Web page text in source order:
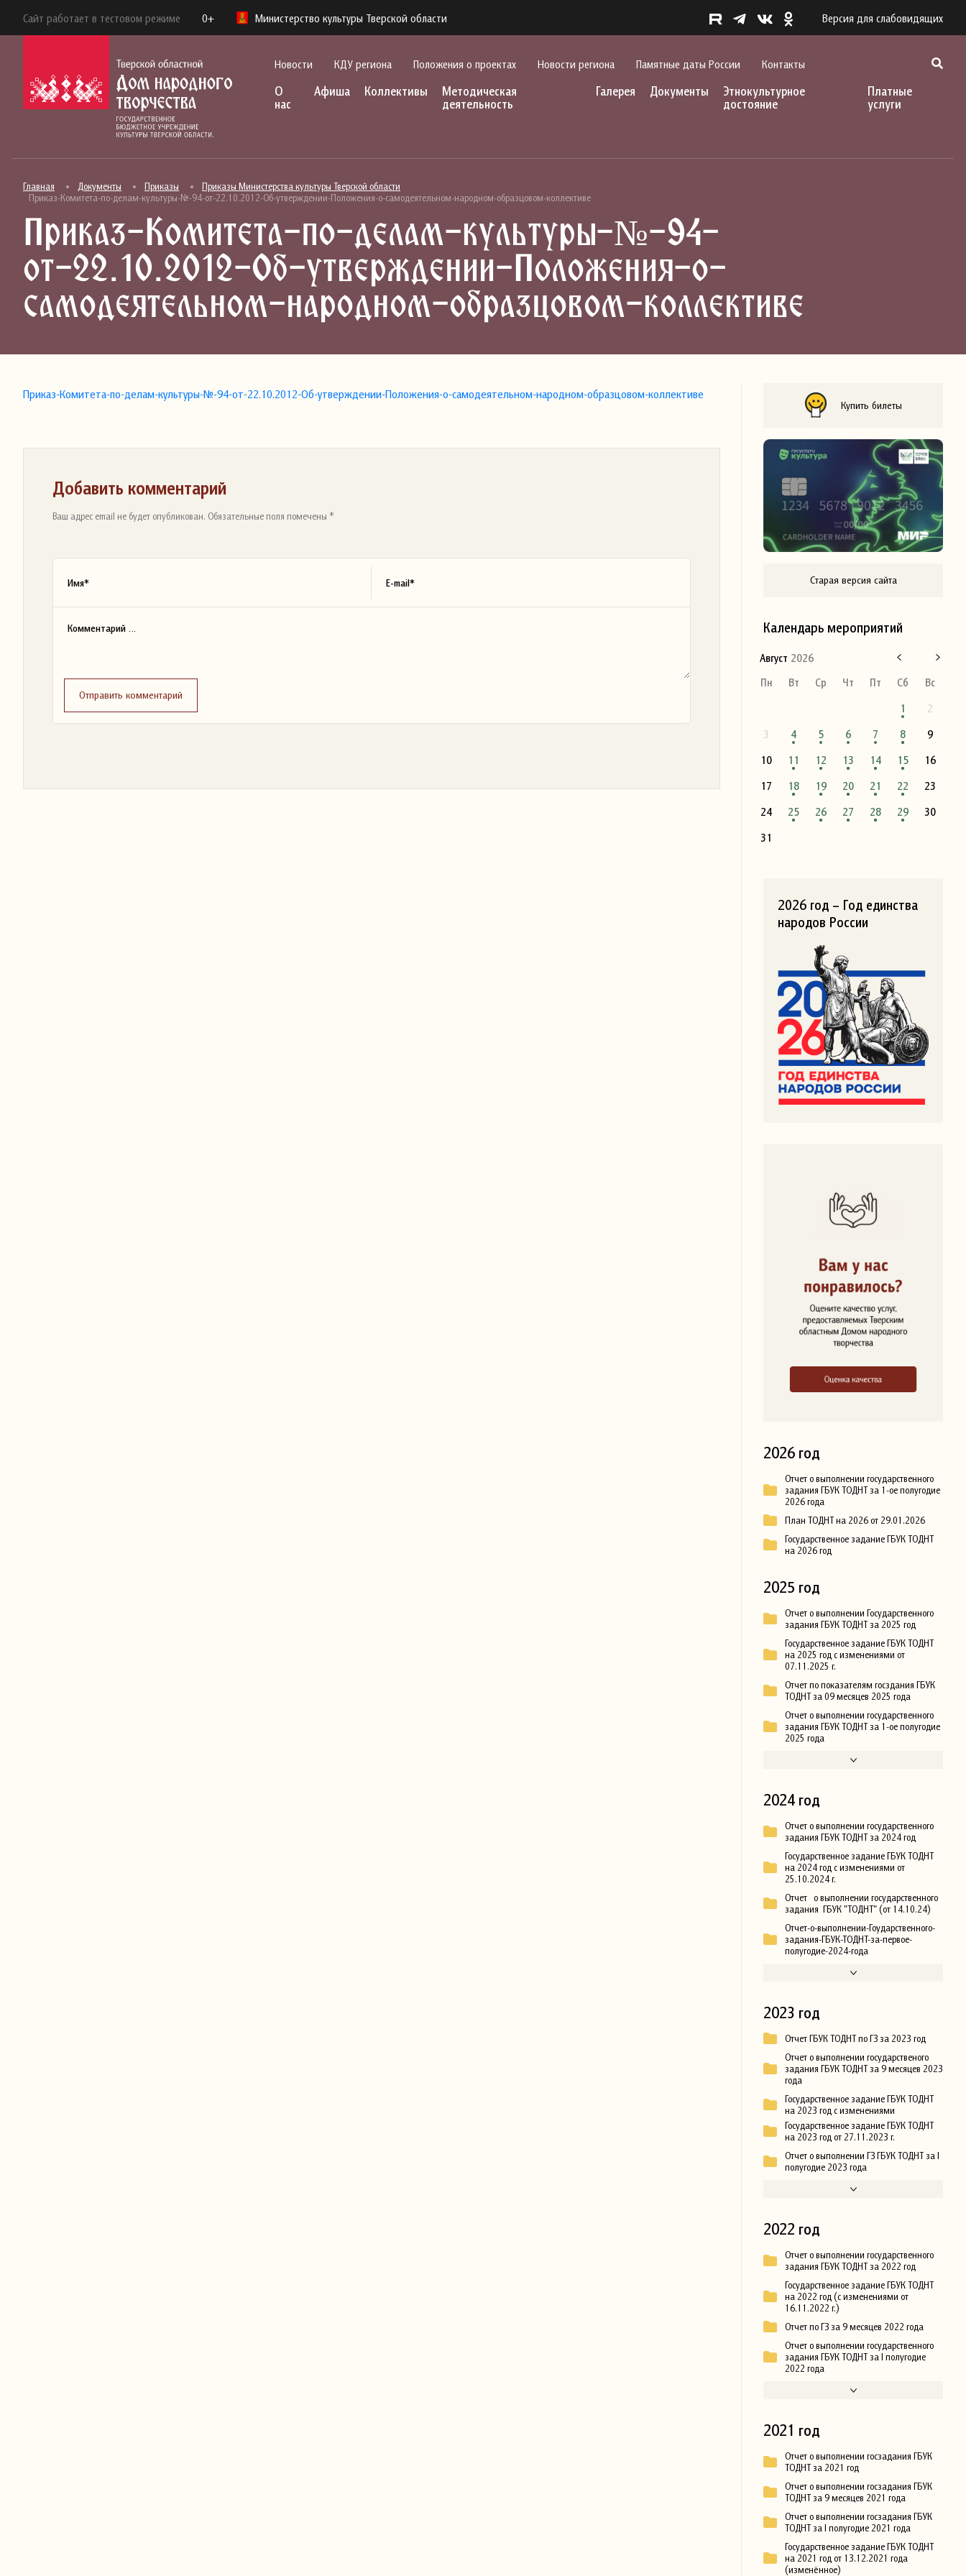
Сайт работает в тестовом режиме 0+ Министерство культуры Тверской области Версия для слабовидящих
Новости КДУ региона Положения о проектах Новости региона Памятные даты России Контакты
О
нас
Афиша Коллективы
Методическая
деятельность
Галерея Документы
Этнокультурное
достояние
Платные
услуги
Главная Документы Приказы
Приказы Министерства культуры Тверской области
Приказ-Комитета-по-делам-культуры-№-94-от-22.10.2012-Об-утверждении-Положения-о-самодеятельном-народном-образцовом-коллективе
Приказ-Комитета-по-делам-культуры-№-94-
от-22.10.2012-Об-утверждении-Положения-о-
самодеятельном-народном-образцовом-коллективе
Приказ-Комитета-по-делам-культуры-№-94-от-22.10.2012-Об-утверждении-Положения-о-самодеятельном-народном-образцовом-коллективе
Добавить комментарий
Ваш адрес email не будет опубликован. Обязательные поля помечены *
Отправить комментарий
Купить билеты
Старая версия сайта
Календарь мероприятий
Август 2026
Пн
Вт Ср Чт Пт Сб
Вс
1
2
3
4 5 6 7 8
9
10
11 12 13 14 15
16
17
18 19 20 21 22
23
24
25 26 27 28 29
30
31
2026 год – Год единства
народов России
2026 год
Отчет о выполнении государственного
задания ГБУК ТОДНТ за 1-ое полугодие
2026 года
План ТОДНТ на 2026 от 29.01.2026
Государственное задание ГБУК ТОДНТ
на 2026 год
2025 год
Отчет о выполнении Государственного
задания ГБУК ТОДНТ за 2025 год
Государственное задание ГБУК ТОДНТ
на 2025 год с изменениями от
07.11.2025 г.
Отчет по показателям госздания ГБУК
ТОДНТ за 09 месяцев 2025 года
Отчет о выполнении государственного
задания ГБУК ТОДНТ за 1-ое полугодие
2025 года
2024 год
Отчет о выполнении государственного
задания ГБУК ТОДНТ за 2024 год
Государственное задание ГБУК ТОДНТ
на 2024 год с изменениями от
25.10.2024 г.
Отчет о выполнении государственного
задания ГБУК "ТОДНТ" (от 14.10.24)
Отчет-о-выполнении-Гоударственного-
задания-ГБУК-ТОДНТ-за-первое-
полугодие-2024-года
2023 год
Отчет ГБУК ТОДНТ по ГЗ за 2023 год
Отчет о выполнении государственого
задания ГБУК ТОДНТ за 9 месяцев 2023
года
Государственное задание ГБУК ТОДНТ
на 2023 год с изменениями
Государственное задание ГБУК ТОДНТ
на 2023 год от 27.11.2023 г.
Отчет о выполнении ГЗ ГБУК ТОДНТ за I
полугодие 2023 года
2022 год
Отчет о выполнении государственного
задания ГБУК ТОДНТ за 2022 год
Государственное задание ГБУК ТОДНТ
на 2022 год (с изменениями от
16.11.2022 г.)
Отчет по ГЗ за 9 месяцев 2022 года
Отчет о выполнении государственного
задания ГБУК ТОДНТ за I полугодие
2022 года
2021 год
Отчет о выполнении госзадания ГБУК
ТОДНТ за 2021 год
Отчет о выполнении госзадания ГБУК
ТОДНТ за 9 месяцев 2021 года
Отчет о выполнении госзадания ГБУК
ТОДНТ за I полугодие 2021 года
Государственное задание ГБУК ТОДНТ
на 2021 год от 13.12.2021 года
(изменённое)